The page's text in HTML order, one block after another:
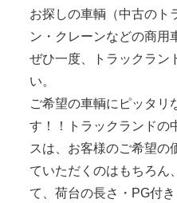
お探しの車輌（中古のト
ン・クレーンなどの商用
ぜひ一度、トラックラン
い。
ご希望の車輌にピッタリ
す！！トラックランドの
スは、お客様のご希望の
ていただくのはもちろん
て、荷台の長さ・PG付